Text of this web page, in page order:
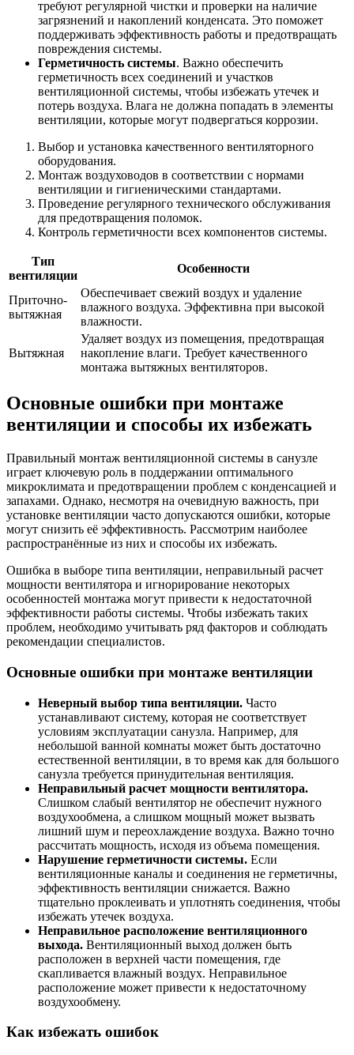
требуют регулярной чистки и проверки на наличие
загрязнений и накоплений конденсата. Это поможет
поддерживать эффективность работы и предотвращать
повреждения системы.
Герметичность системы. Важно обеспечить
герметичность всех соединений и участков
вентиляционной системы, чтобы избежать утечек и
потерь воздуха. Влага не должна попадать в элементы
вентиляции, которые могут подвергаться коррозии.
Выбор и установка качественного вентиляторного
оборудования.
Монтаж воздуховодов в соответствии с нормами
вентиляции и гигиеническими стандартами.
Проведение регулярного технического обслуживания
для предотвращения поломок.
Контроль герметичности всех компонентов системы.
Тип
вентиляции
Особенности
Приточно-
вытяжная
Обеспечивает свежий воздух и удаление
влажного воздуха. Эффективна при высокой
влажности.
Вытяжная
Удаляет воздух из помещения, предотвращая
накопление влаги. Требует качественного
монтажа вытяжных вентиляторов.
Основные ошибки при монтаже
вентиляции и способы их избежать
Правильный монтаж вентиляционной системы в санузле
играет ключевую роль в поддержании оптимального
микроклимата и предотвращении проблем с конденсацией и
запахами. Однако, несмотря на очевидную важность, при
установке вентиляции часто допускаются ошибки, которые
могут снизить её эффективность. Рассмотрим наиболее
распространённые из них и способы их избежать.
Ошибка в выборе типа вентиляции, неправильный расчет
мощности вентилятора и игнорирование некоторых
особенностей монтажа могут привести к недостаточной
эффективности работы системы. Чтобы избежать таких
проблем, необходимо учитывать ряд факторов и соблюдать
рекомендации специалистов.
Основные ошибки при монтаже вентиляции
Неверный выбор типа вентиляции. Часто
устанавливают систему, которая не соответствует
условиям эксплуатации санузла. Например, для
небольшой ванной комнаты может быть достаточно
естественной вентиляции, в то время как для большого
санузла требуется принудительная вентиляция.
Неправильный расчет мощности вентилятора.
Слишком слабый вентилятор не обеспечит нужного
воздухообмена, а слишком мощный может вызвать
лишний шум и переохлаждение воздуха. Важно точно
рассчитать мощность, исходя из объема помещения.
Нарушение герметичности системы. Если
вентиляционные каналы и соединения не герметичны,
эффективность вентиляции снижается. Важно
тщательно проклеивать и уплотнять соединения, чтобы
избежать утечек воздуха.
Неправильное расположение вентиляционного
выхода. Вентиляционный выход должен быть
расположен в верхней части помещения, где
скапливается влажный воздух. Неправильное
расположение может привести к недостаточному
воздухообмену.
Как избежать ошибок